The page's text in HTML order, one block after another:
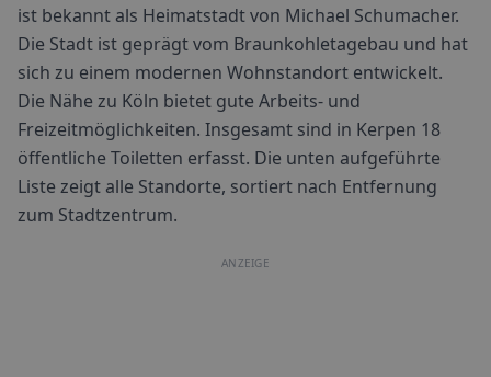
ist bekannt als Heimatstadt von Michael Schumacher.
Die Stadt ist geprägt vom Braunkohletagebau und hat
sich zu einem modernen Wohnstandort entwickelt.
Die Nähe zu Köln bietet gute Arbeits- und
Freizeitmöglichkeiten. Insgesamt sind in Kerpen 18
öffentliche Toiletten erfasst. Die unten aufgeführte
Liste zeigt alle Standorte, sortiert nach Entfernung
zum Stadtzentrum.
ANZEIGE